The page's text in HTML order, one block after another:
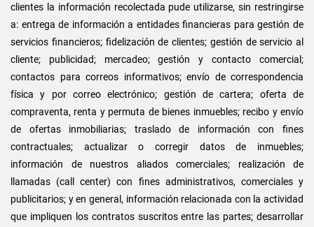
clientes la información recolectada pude utilizarse, sin restringirse
a: entrega de información a entidades financieras para gestión de
servicios financieros; fidelización de clientes; gestión de servicio al
cliente; publicidad; mercadeo; gestión y contacto comercial;
contactos para correos informativos; envío de correspondencia
física y por correo electrónico; gestión de cartera; oferta de
compraventa, renta y permuta de bienes inmuebles; recibo y envío
de ofertas inmobiliarias; traslado de información con fines
contractuales; actualizar o corregir datos de inmuebles;
información de nuestros aliados comerciales; realización de
llamadas (call center) con fines administrativos, comerciales y
publicitarios; y en general, información relacionada con la actividad
que impliquen los contratos suscritos entre las partes; desarrollar